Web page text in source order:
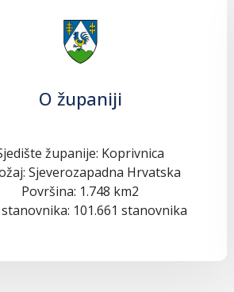
O županiji
županije: Koprivnica
Sjeverozapadna Hrvatska
Površina: 1.748 km2
101.661 stanovnika